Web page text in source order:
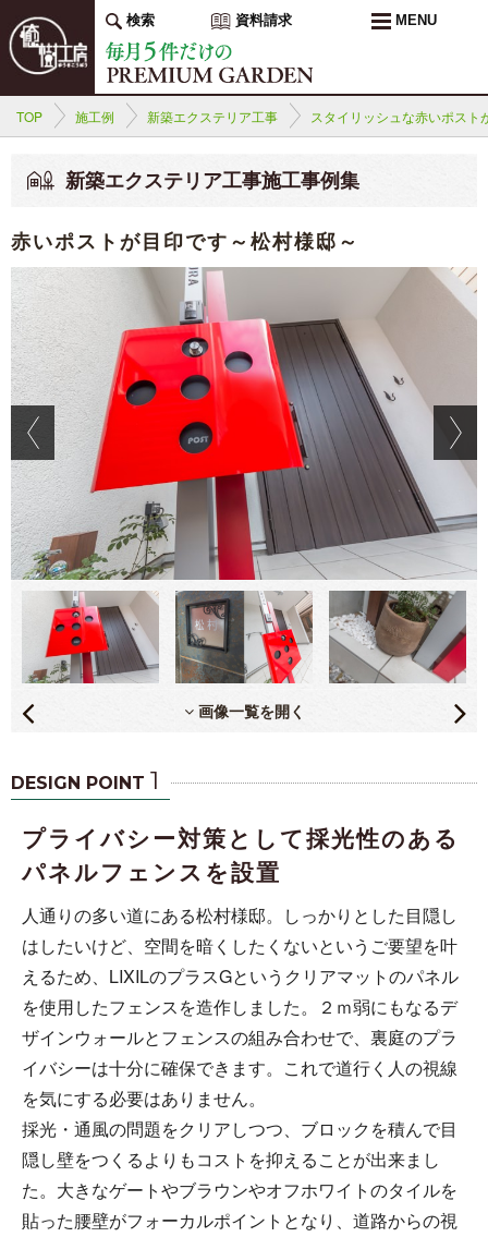
検索 資料請求 MENU
TOP 施工例 新築エクステリア工事 スタイリッシュな赤いポス
新築エクステリア工事施工事例集
赤いポストが目印です～松村様邸～
画像一覧を開く
DESIGN POINT 1
プライバシー対策として採光性のある
パネルフェンスを設置
人通りの多い道にある松村様邸。しっかりとした目隠し
はしたいけど、空間を暗くしたくないというご要望を叶
えるため、LIXILのプラスGというクリアマットのパネル
を使用したフェンスを造作しました。２ｍ弱にもなるデ
ザインウォールとフェンスの組み合わせで、裏庭のプラ
イバシーは十分に確保できます。これで道行く人の視線
を気にする必要はありません。
採光・通風の問題をクリアしつつ、ブロックを積んで目
隠し壁をつくるよりもコストを抑えることが出来まし
た。大きなゲートやブラウンやオフホワイトのタイルを
貼った腰壁がフォーカルポイントとなり、道路からの視